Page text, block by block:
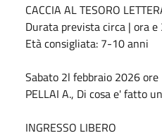
CACCIA AL TESORO
Durata prevista circa | ora
Età consigliata: 7-10 anni
Sabato 2l febbraio 2026
PELLAI A., Di cosa e' fatto
INGRESSO LIBERO